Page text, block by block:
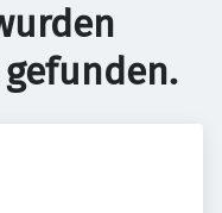
gefunden.